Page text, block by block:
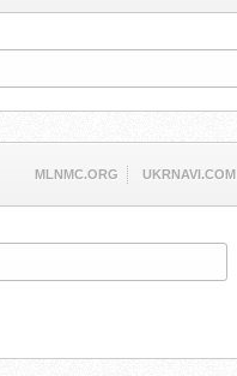
MLNMC.ORG UKRNAVI.COM